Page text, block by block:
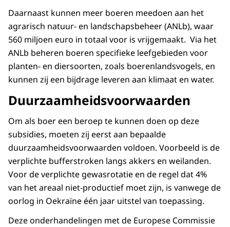
Daarnaast kunnen meer boeren meedoen aan het
agrarisch natuur- en landschapsbeheer (ANLb), waar
560 miljoen euro in totaal voor is vrijgemaakt. Via het
ANLb beheren boeren specifieke leefgebieden voor
planten- en diersoorten, zoals boerenlandsvogels, en
kunnen zij een bijdrage leveren aan klimaat en water.
Duurzaamheidsvoorwaarden
Om als boer een beroep te kunnen doen op deze
subsidies, moeten zij eerst aan bepaalde
duurzaamheidsvoorwaarden voldoen. Voorbeeld is de
verplichte bufferstroken langs akkers en weilanden.
Voor de verplichte gewasrotatie en de regel dat 4%
van het areaal niet-productief moet zijn, is vanwege de
oorlog in Oekraïne één jaar uitstel van toepassing.
Deze onderhandelingen met de Europese Commissie